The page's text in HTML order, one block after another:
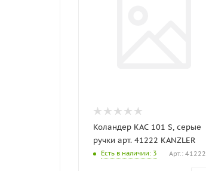
Коландер KAC 101 S, серые
ручки арт. 41222 KANZLER
Есть в наличии: 3 Арт.: 41222